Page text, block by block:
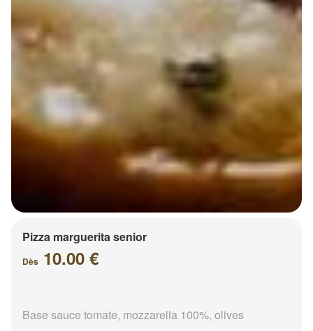
Pizza marguerita senior
Dès 10.00 €
Base sauce tomate, mozzarella 100%, olives